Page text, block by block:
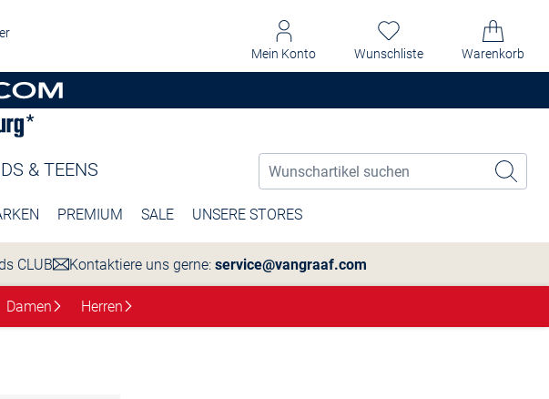
Mein Konto Wunschliste Warenkorb
& TEENS
PREMIUM SALE UNSERE STORES
CLUB Kontaktiere uns gerne: service@vangraaf.com
Damen Herren